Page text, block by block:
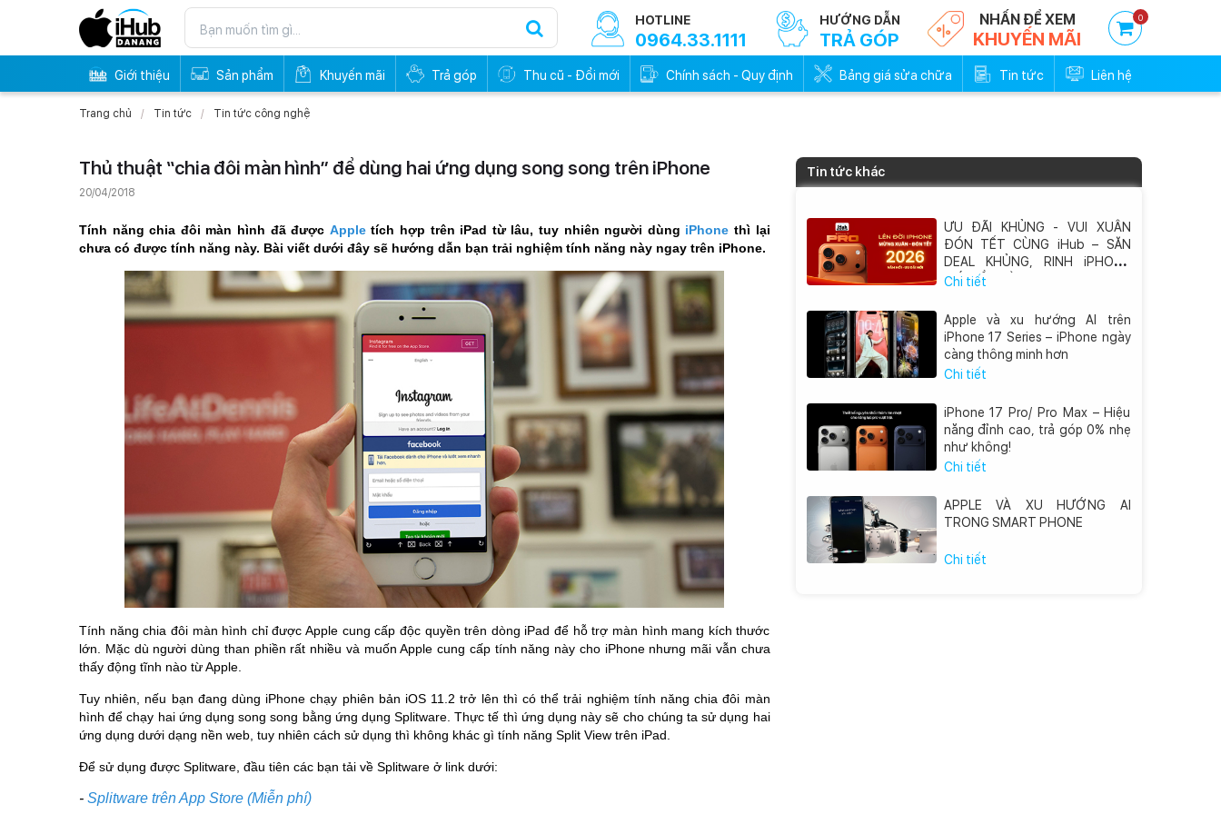
0
NHẤN ĐỂ XEM
KHUYẾN MÃI
HƯỚNG DẪN
TRẢ GÓP
HOTLINE
0964.33.1111
Giới thiệu Sản phẩm Khuyến mãi Trả góp Thu cũ - Đổi mới Chính sách - Quy định Bảng giá sửa chữa Tin tức Liên hệ
Trang chủ Tin tức Tin tức công nghệ
Thủ thuật “chia đôi màn hình” để dùng hai ứng dụng song song trên iPhone
20/04/2018
Tính năng chia đôi màn hình đã được Appletích hợp trên iPad từ lâu, tuy nhiên người dùng iPhone thì lại
chưa có được tính năng này. Bài viết dưới đây sẽ hướng dẫn bạn trải nghiệm tính năng này ngay trên iPhone.
Tính năng chia đôi màn hình chỉ được Apple cung cấp độc quyền trên dòng iPad để hỗ trợ màn hình mang kích thước
lớn. Mặc dù người dùng than phiền rất nhiều và muốn Apple cung cấp tính năng này cho iPhone nhưng mãi vẫn chưa
thấy động tĩnh nào từ Apple.
Tuy nhiên, nếu bạn đang dùng iPhone chạy phiên bản iOS 11.2 trở lên thì có thể trải nghiệm tính năng chia đôi màn
hình để chạy hai ứng dụng song song bằng ứng dụng Splitware. Thực tế thì ứng dụng này sẽ cho chúng ta sử dụng hai
ứng dụng dưới dạng nền web, tuy nhiên cách sử dụng thì không khác gì tính năng Split View trên iPad.
Để sử dụng được Splitware, đầu tiên các bạn tải về Splitware ở link dưới:
- Splitware trên App Store (Miễn phí)
Tin tức khác
ƯU ĐÃI KHỦNG - VUI XUÂN
ĐÓN TẾT CÙNG iHub – SĂN
DEAL KHỦNG, RINH iPHONE
MỚI VỀ NHÀ
Chi tiết
Apple và xu hướng AI trên
iPhone 17 Series – iPhone ngày
càng thông minh hơn
Chi tiết
iPhone 17 Pro/ Pro Max – Hiệu
năng đỉnh cao, trả góp 0% nhẹ
như không!
Chi tiết
APPLE VÀ XU HƯỚNG AI
TRONG SMART PHONE
Chi tiết